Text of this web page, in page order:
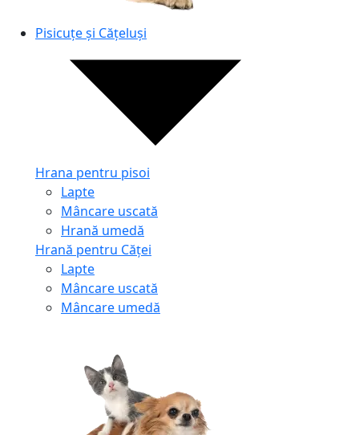
Pisicuțe și Cățeluși
Hrana pentru pisoi
Lapte
Mâncare uscată
Hrană umedă
Hrană pentru Căței
Lapte
Mâncare uscată
Mâncare umedă